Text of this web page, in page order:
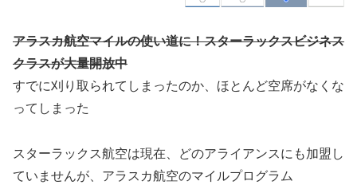
アラスカ航空マイルの使い道に！スターラックスビジネス
クラスが大量開放中
すでに刈り取られてしまったのか、ほとんど空席がなくな
ってしまった
スターラックス航空は現在、どのアライアンスにも加盟し
ていませんが、アラスカ航空のマイルプログラム